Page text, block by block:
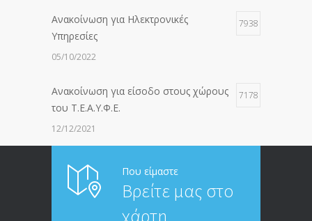
Ανακοίνωση για Ηλεκτρονικές
Υπηρεσίες
7938
05/10/2022
Ανακοίνωση για είσοδο στους χώρους
του Τ.Ε.Α.Υ.Φ.Ε.
7178
12/12/2021
ΑΝΑΚΟΙΝΩΣΗ ΠΡΟΣ ΣΥΝΤΑΞΙΟΥΧΟΥΣ
20/12/2019
Που είμαστε
Βρείτε μας στο
χάρτη